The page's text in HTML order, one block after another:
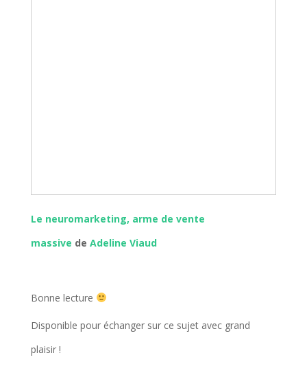
Le neuromarketing, arme de vente
massive de Adeline Viaud
Bonne lecture
Disponible pour échanger sur ce sujet avec grand
plaisir !